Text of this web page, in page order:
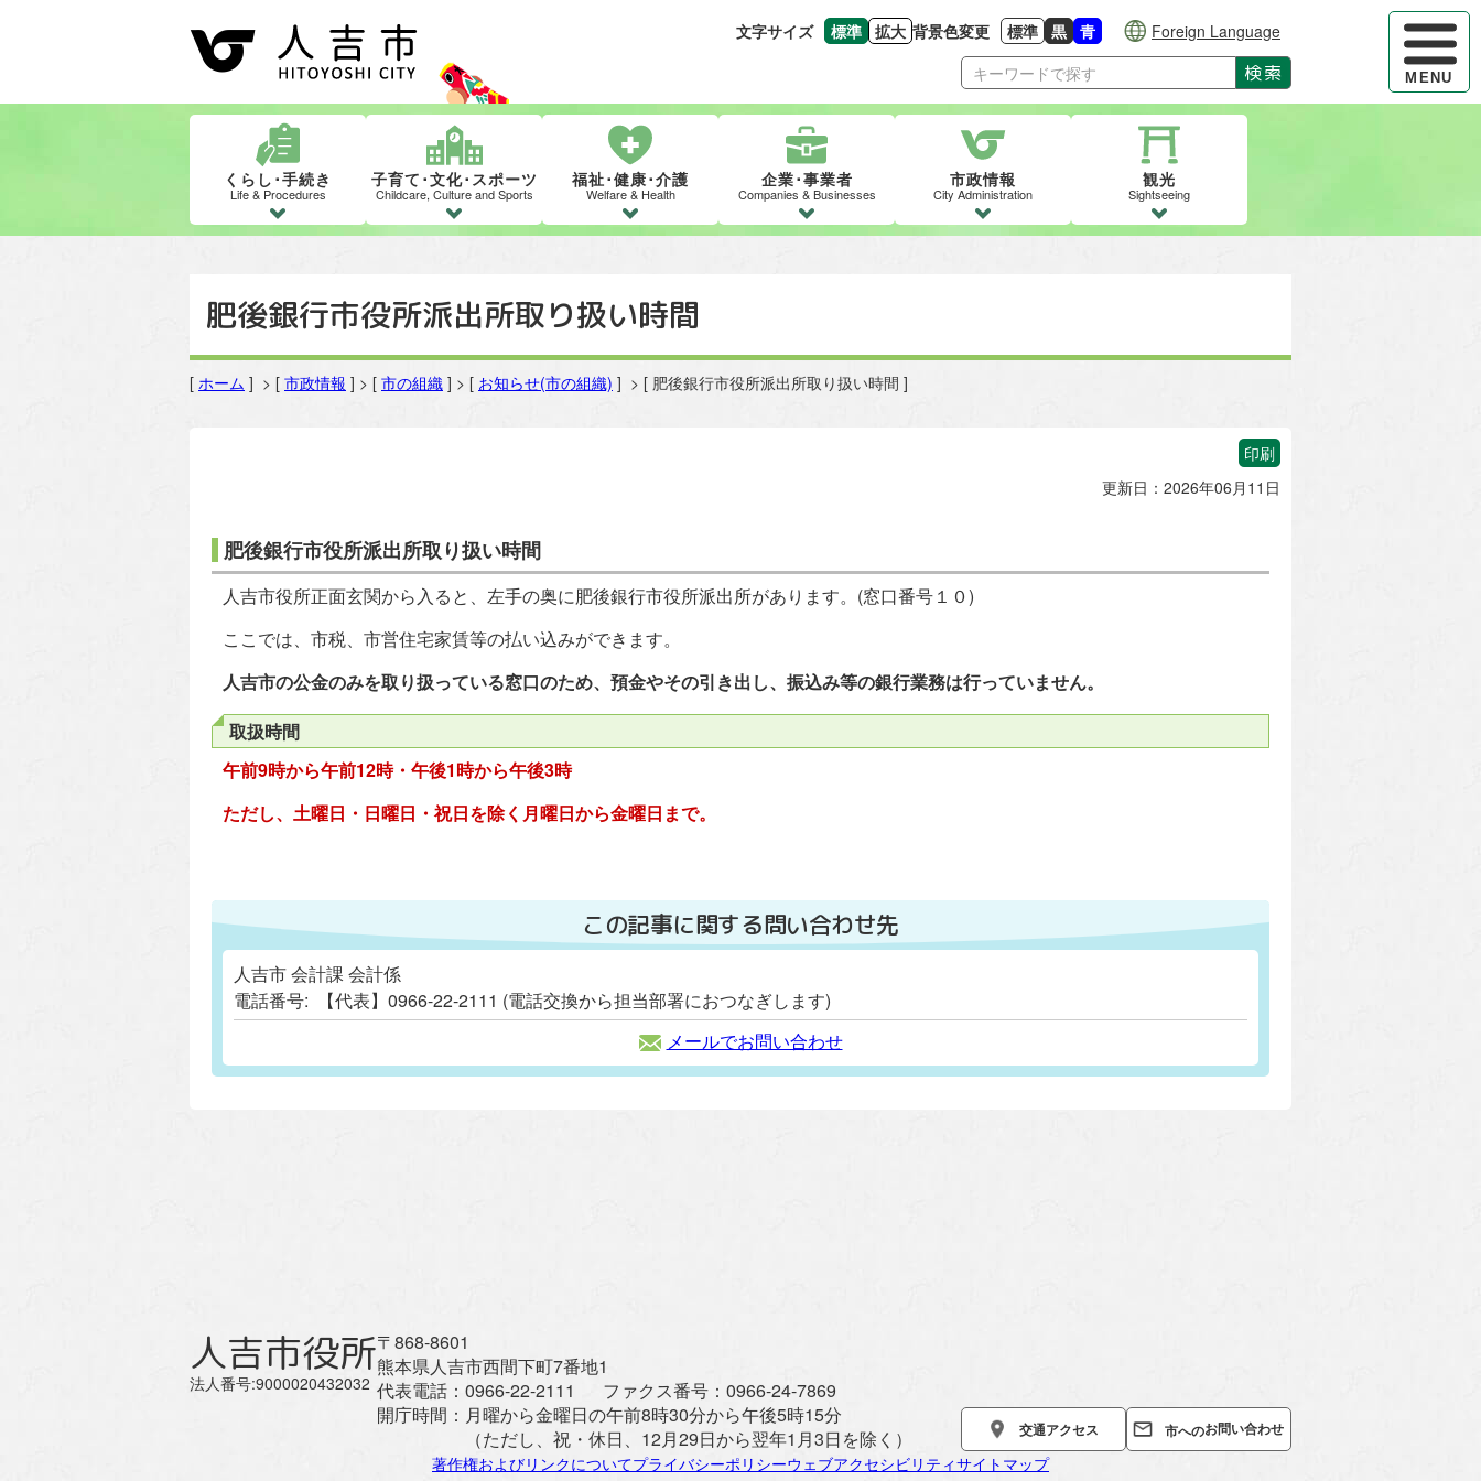
ハンバー
MENU
文字サイズ 標準
文字の大きさをもとの大きさに戻す
拡大
文字を大きくする
背景色変更 標準
背景色の変更：白
黒
背景色の変更：黒
青
背景色の変更：青
Foreign Language
検索
くらし･手続き
Life & Procedures
子育て･文化･スポーツ
Childcare, Culture and Sports
福祉･健康･介護
Welfare & Health
企業･事業者
Companies & Businesses
市政情報
City Administration
観光
Sightseeing
肥後銀行市役所派出所取り扱い時間
[ ホーム ] > [ 市政情報 ] > [ 市の組織 ] > [ お知らせ(市の組織) ] > [ 肥後銀行市役所派出所取り扱い時間 ]
印刷
更新日：2026年06月11日
肥後銀行市役所派出所取り扱い時間
人吉市役所正面玄関から入ると、左手の奥に肥後銀行市役所派出所があります。(窓口番号１０)
ここでは、市税、市営住宅家賃等の払い込みができます。
人吉市の公金のみを取り扱っている窓口のため、預金やその引き出し、振込み等の銀行業務は行っていません。
取扱時間
午前9時から午前12時・午後1時から午後3時
ただし、土曜日・日曜日・祝日を除く月曜日から金曜日まで。
この記事に関する問い合わせ先
人吉市 会計課 会計係
電話番号:
【代表】0966-22-2111 (電話交換から担当部署におつなぎします)
メールでお問い合わせ
人吉市役所
法人番号:9000020432032
〒868-8601
熊本県人吉市西間下町7番地1
代表電話： 0966-22-2111 ファクス番号： 0966-24-7869
開庁時間： 月曜から金曜日の午前8時30分から午後5時15分
（ただし、祝・休日、12月29日から翌年1月3日を除く）
交通アクセス 市へのお問い合わせ
著作権およびリンクについてプライバシーポリシーウェブアクセシビリティサイトマップ